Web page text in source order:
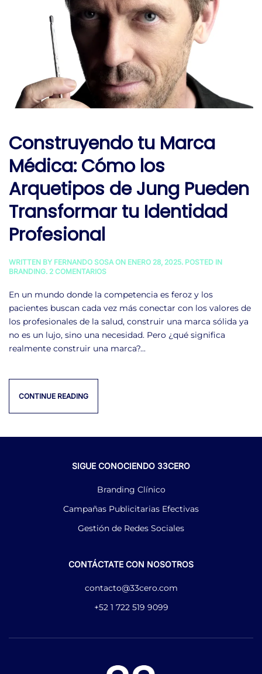
Construyendo tu Marca
Médica: Cómo los
Arquetipos de Jung Pueden
Transformar tu Identidad
Profesional
WRITTEN BY FERNANDO SOSAON ENERO 28, 2025. POSTED IN
BRANDING. 2 COMENTARIOSEN
MARCA
MÉDICA:
CÓMO
LOS
ARQUETIPOS
DE
En un mundo donde la competencia es feroz y los
pacientes buscan cada vez más conectar con los valores de
los profesionales de la salud, construir una marca sólida ya
no es un lujo, sino una necesidad. Pero ¿qué significa
realmente construir una marca?...
CONTINUE READING
SIGUE CONOCIENDO 33CERO
Branding Clínico
Campañas Publicitarias Efectivas
Gestión de Redes Sociales
CONTÁCTATE CON NOSOTROS
contacto@33cero.com
+52 1 722 519 9099